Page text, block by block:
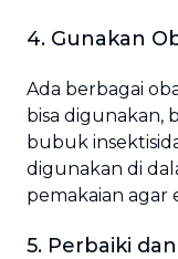
4. Gunakan
Ada berbagai
bisa digunakan,
bubuk
digunakan di
pemakaian agar
5. Perbaiki